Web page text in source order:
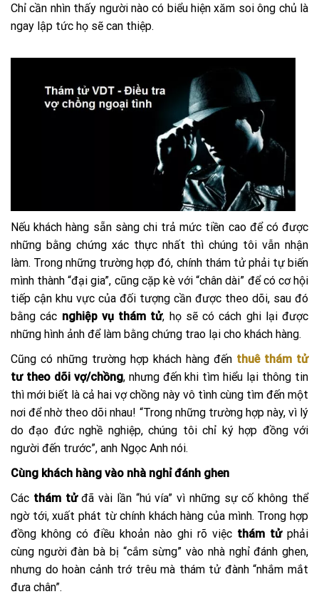
Chỉ cần nhìn thấy người nào có biểu hiện xăm soi ông chủ là
ngay lập tức họ sẽ can thiệp.
Nếu khách hàng sẵn sàng chi trả mức tiền cao để có được
những bằng chứng xác thực nhất thì chúng tôi vẫn nhận
làm. Trong những trường hợp đó, chính thám tử phải tự biến
mình thành “đại gia”, cũng cặp kè với “chân dài” để có cơ hội
tiếp cận khu vực của đối tượng cần được theo dõi, sau đó
bằng các nghiệp vụ thám tử, họ sẽ có cách ghi lại được
những hình ảnh để làm bằng chứng trao lại cho khách hàng.
Cũng có những trường hợp khách hàng đến thuê thám tử
tư theo dõi vợ/chồng, nhưng đến khi tìm hiểu lại thông tin
thì mới biết là cả hai vợ chồng này vô tình cùng tìm đến một
nơi để nhờ theo dõi nhau! “Trong những trường hợp này, vì lý
do đạo đức nghề nghiệp, chúng tôi chỉ ký hợp đồng với
người đến trước”, anh Ngọc Anh nói.
Cùng khách hàng vào nhà nghỉ đánh ghen
Các thám tửđã vài lần “hú vía” vì những sự cố không thể
ngờ tới, xuất phát từ chính khách hàng của mình. Trong hợp
đồng không có điều khoản nào ghi rõ việc thám tửphải
cùng người đàn bà bị “cắm sừng” vào nhà nghỉ đánh ghen,
nhưng do hoàn cảnh trớ trêu mà thám tử đành “nhắm mắt
đưa chân”.